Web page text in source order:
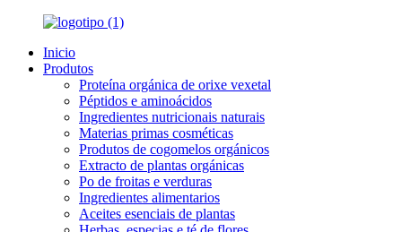
Inicio
Produtos
Proteína orgánica de orixe vexetal
Péptidos e aminoácidos
Ingredientes nutricionais naturais
Materias primas cosméticas
Produtos de cogomelos orgánicos
Extracto de plantas orgánicas
Po de froitas e verduras
Ingredientes alimentarios
Aceites esenciais de plantas